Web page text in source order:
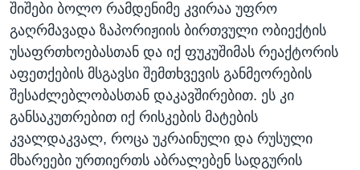
შიშები ბოლო რამდენიმე კვირაა უფრო
გაღრმავადა ზაპორიჟიის ბირთვული ობიექტის
უსაფრთხოებასთან და იქ ფუკუშიმას რეაქტორის
აფეთქების მსგავსი შემთხვევის განმეორების
შესაძლებლობასთან დაკავშირებით. ეს კი
განსაკუთრებით იქ რისკების მატების
კვალდაკვალ, როცა უკრაინული და რუსული
მხარეები ურთიერთს აბრალებენ სადგურის